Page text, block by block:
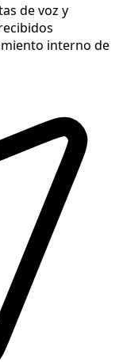
de voz y
interno de